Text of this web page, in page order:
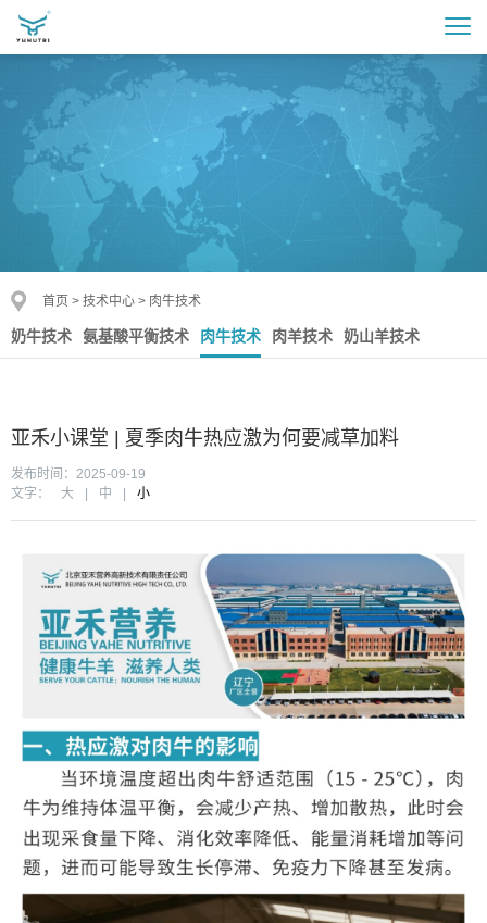
首页 > 技术中心 > 肉牛技术
奶牛技术 氨基酸平衡技术 肉牛技术 肉羊技术 奶山羊技术
亚禾小课堂 | 夏季肉牛热应激为何要减草加料
发布时间：2025-09-19
文字：
大 中 小